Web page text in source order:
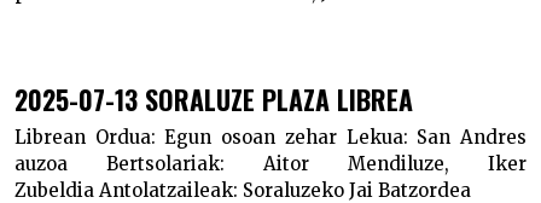
2025-07-13 SORALUZE PLAZA LIBREA
Librean Ordua: Egun osoan zehar Lekua: San Andres
auzoa Bertsolariak: Aitor Mendiluze, Iker
Zubeldia Antolatzaileak: Soraluzeko Jai Batzordea